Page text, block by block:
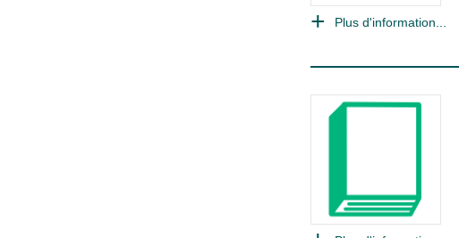
Plus d'information...